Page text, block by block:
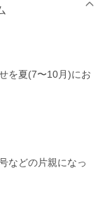
を夏(7〜10月)にお
などの片親になっ